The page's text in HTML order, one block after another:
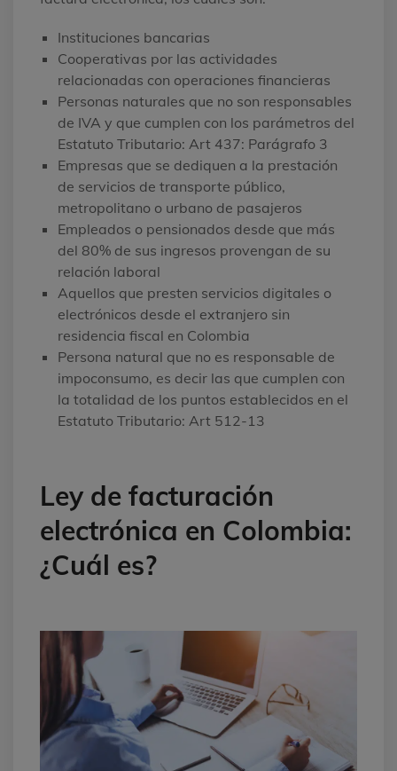
Instituciones bancarias
Cooperativas por las actividades
relacionadas con operaciones financieras
Personas naturales que no son responsables
de IVA y que cumplen con los parámetros del
Estatuto Tributario: Art 437: Parágrafo 3
Empresas que se dediquen a la prestación
de servicios de transporte público,
metropolitano o urbano de pasajeros
Empleados o pensionados desde que más
del 80% de sus ingresos provengan de su
relación laboral
Aquellos que presten servicios digitales o
electrónicos desde el extranjero sin
residencia fiscal en Colombia
Persona natural que no es responsable de
impoconsumo, es decir las que cumplen con
la totalidad de los puntos establecidos en el
Estatuto Tributario: Art 512-13
Ley de facturación
electrónica en Colombia:
¿Cuál es?